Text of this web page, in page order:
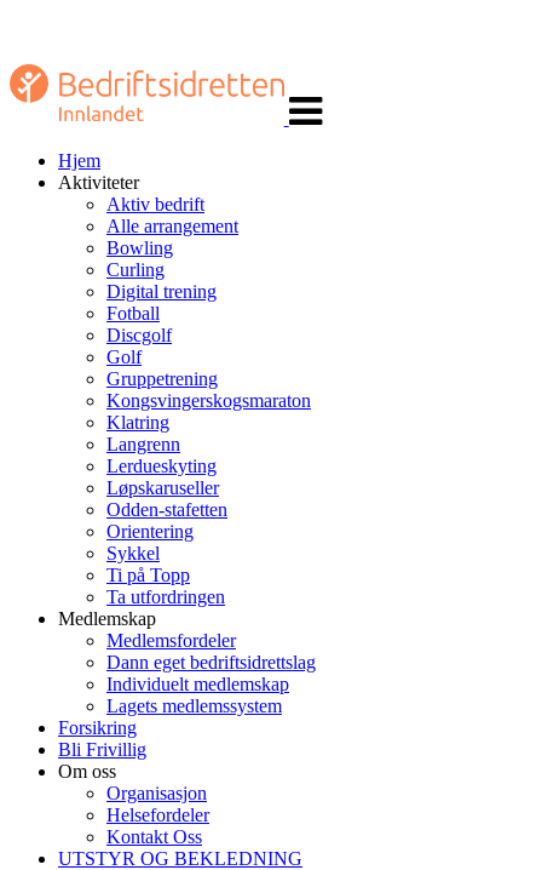
navigasjon
Hjem
Aktiviteter
Aktiv bedrift
Alle arrangement
Bowling
Curling
Digital trening
Fotball
Discgolf
Golf
Gruppetrening
Kongsvingerskogsmaraton
Klatring
Langrenn
Lerdueskyting
Løpskaruseller
Odden-stafetten
Orientering
Sykkel
Ti på Topp
Ta utfordringen
Medlemskap
Medlemsfordeler
Dann eget bedriftsidrettslag
Individuelt medlemskap
Lagets medlemssystem
Forsikring
Bli Frivillig
Om oss
Organisasjon
Helsefordeler
Kontakt Oss
UTSTYR OG BEKLEDNING